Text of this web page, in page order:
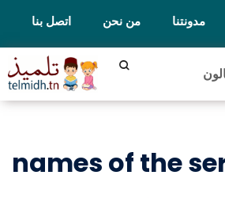
اتصل بنا من نحن مدونتنا
names of the